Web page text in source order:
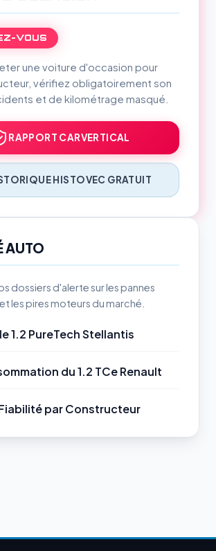
VOUS
une voiture d'occasion pour
vérifiez obligatoirement son
et de kilométrage masqué.
RAPPORT CARVERTICAL
HISTOVEC GRATUIT
AUTO
dossiers d'alerte sur les pannes
les pires moteurs du marché.
1.2 PureTech Stellantis
du 1.2 TCe Renault
par Constructeur